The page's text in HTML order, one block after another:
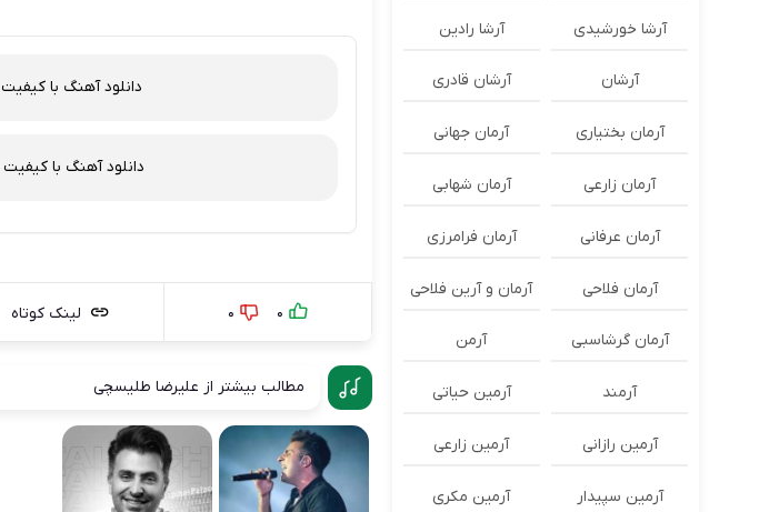
دانلود آهنگ با کیفیت 128
دانلود آهنگ با کیفیت 320
0
0 لینک کوتاه
مطالب بیشتر از علیرضا طلیسچی
آرشا خورشیدی آرشا رادین
آرشان آرشان قادری
آرمان بختیاری آرمان جهانی
آرمان زارعی آرمان شهابی
آرمان عرفانی آرمان فرامرزی
آرمان فلاحی آرمان و آرین فلاحی
آرمان گرشاسبی آرمن
آرمند آرمین حیاتی
آرمین رازانی آرمین زارعی
آرمین سپیدار آرمین مکری